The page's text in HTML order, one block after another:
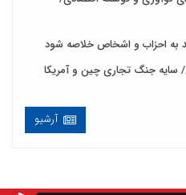
به احزاب و اشخاص خلاصه شود
سایه جنگ تجاری چین و آمریکا
آرشیو